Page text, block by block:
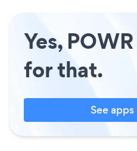
Yes,
for that.
See